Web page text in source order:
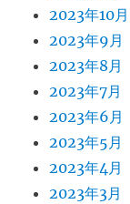
2023年10月
2023年9月
2023年8月
2023年7月
2023年6月
2023年5月
2023年4月
2023年3月